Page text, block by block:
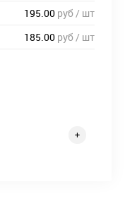
195.00 руб / шт
185.00 руб / шт